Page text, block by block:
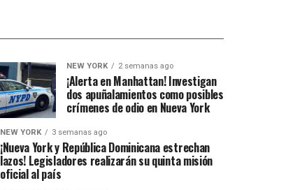
NEW YORK 2 semanas ago
¡Alerta en Manhattan! Investigan
dos apuñalamientos como posibles
crímenes de odio en Nueva York
NEW YORK 3 semanas ago
¡Nueva York y República Dominicana estrechan
lazos! Legisladores realizarán su quinta misión
oficial al país